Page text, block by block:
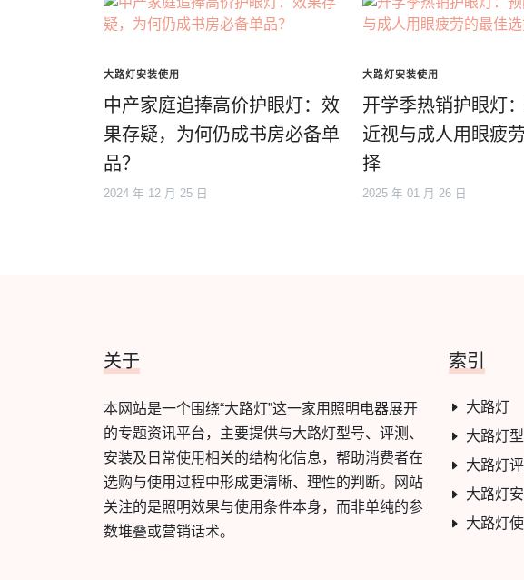
大路灯安装使用
中产家庭追捧高价护眼灯：效
果存疑，为何仍成书房必备单
品？
2024 年 12 月 25 日
大路灯安装使用
开学季热销护眼灯
近视与成人用眼疲
择
2025 年 01 月 26 日
关于
本网站是一个围绕“大路灯”这一家用照明电器展开
的专题资讯平台，主要提供与大路灯型号、评测、
安装及日常使用相关的结构化信息，帮助消费者在
选购与使用过程中形成更清晰、理性的判断。网站
关注的是照明效果与使用条件本身，而非单纯的参
数堆叠或营销话术。
索引
大路灯
大路灯
大路灯
大路灯
大路灯